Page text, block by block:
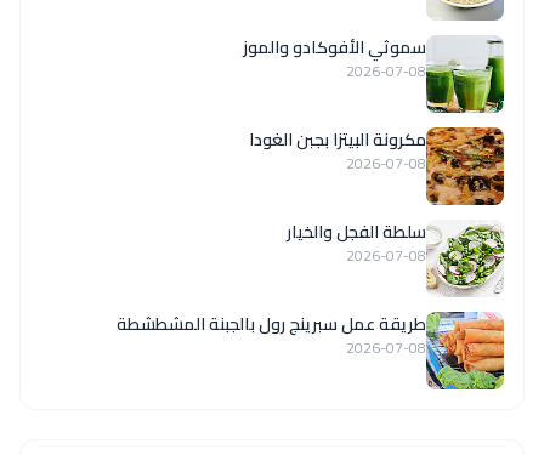
سموثي الأفوكادو والموز
2026-07-08
مكرونة البيتزا بجبن الغودا
2026-07-08
سلطة الفجل والخيار
2026-07-08
طريقة عمل سبرينج رول بالجبنة المشطشطة
2026-07-08